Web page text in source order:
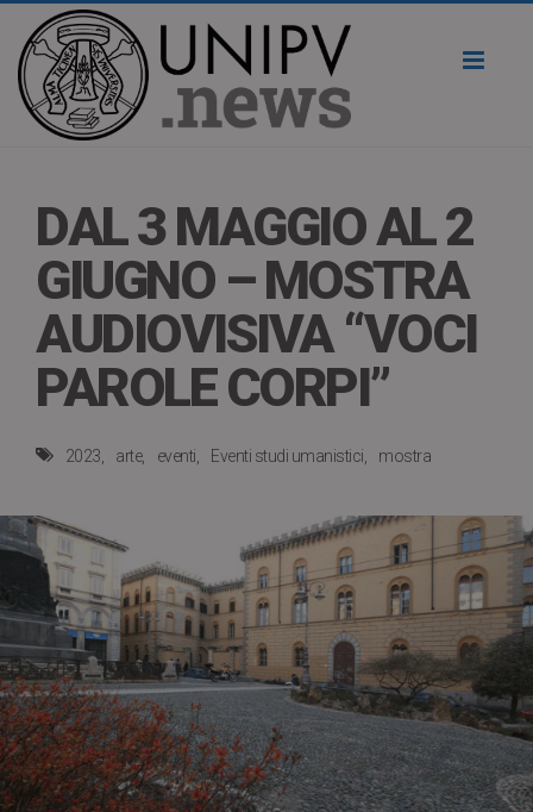
DAL 3 MAGGIO AL 2
GIUGNO – MOSTRA
AUDIOVISIVA “VOCI
PAROLE CORPI”
2023 arte eventi Eventi studi umanistici mostra